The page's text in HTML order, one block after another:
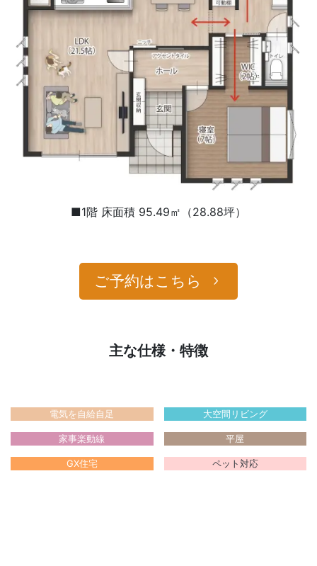
■1階 床面積 95.49㎡（28.88坪）
ご予約はこちら
主な仕様・特徴
電気を自給自足 大空間リビング
家事楽動線 平屋
GX住宅 ペット対応